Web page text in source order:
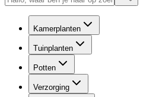
Kamerplanten
Tuinplanten
Potten
Verzorging